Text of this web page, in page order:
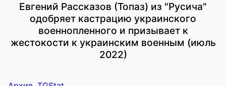
Евгений Рассказов (Топаз) из "Русича"
одобряет кастрацию украинского
военнопленного и призывает к
жестокости к украинским военным (июль
2022)